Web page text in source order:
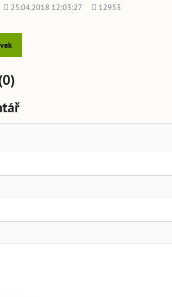
Přidáno
25.04.2018 12:03:27
Počet
12953